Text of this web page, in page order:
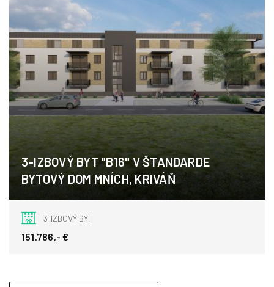
3-IZBOVÝ BYT "B16" V ŠTANDARDE
BYTOVÝ DOM MNÍCH, KRIVÁŇ
Kriváň
3-IZBOVÝ BYT
151.786,- €